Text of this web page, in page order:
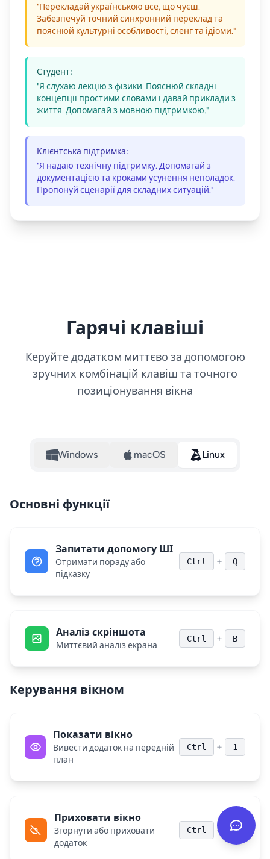
"Перекладай українською все, що чуєш.
Забезпечуй точний синхронний переклад та
пояснюй культурні особливості, сленг та ідіоми."
Студент:
"Я слухаю лекцію з фізики. Пояснюй складні
концепції простими словами і давай приклади з
життя. Допомагай з мовною підтримкою."
Клієнтська підтримка:
"Я надаю технічну підтримку. Допомагай з
документацією та кроками усунення неполадок.
Пропонуй сценарії для складних ситуацій."
Гарячі клавіші
Керуйте додатком миттєво за допомогою
зручних комбінацій клавіш та точного
позиціонування вікна
Windows macOS Linux
Основні функції
Запитати допомогу ШІ
Отримати пораду або
підказку
Ctrl + Q
Аналіз скріншота
Миттєвий аналіз екрана
Ctrl + B
Керування вікном
Показати вікно
Вивести додаток на передній
план
Ctrl + 1
Приховати вікно
Згорнути або приховати
додаток
Ctrl + 2